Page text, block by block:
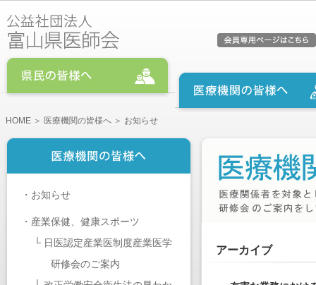
HOME ＞ 医療機関の皆様へ ＞ お知らせ
・ お知らせ
・ 産業保健、健康スポーツ
└ 日医認定産業医制度産業医学
研修会のご案内
アーカイブ